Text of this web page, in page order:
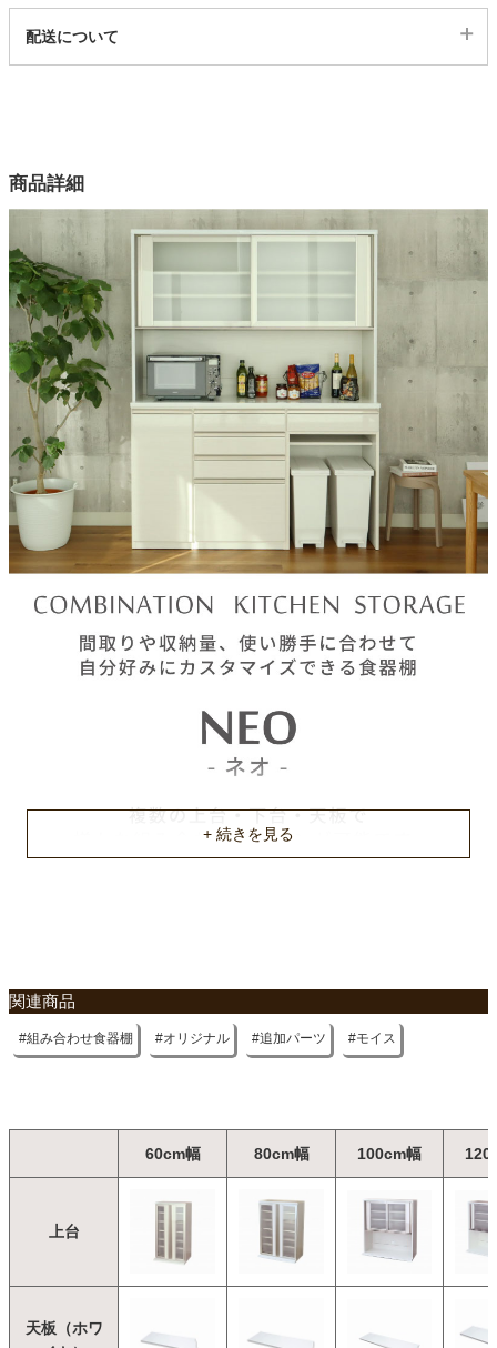
ガーデン
4202949
1色
可動棚、アルミレール、モイス
機能2
強化ガラス、飛散防止フィルム、2口コンセント
天板塗装
エナメルUV 塗装
注意
単品で使用不可能。必ず下台と合わせてご注文ください。
梱包サイズ
約162.2ｘ50ｘ116(cm)
原産国
ベトナム
配送について
商品詳細
関連商品
組み合わせ食器棚 オリジナル 追加パーツ モイス
60cm幅 80cm幅 100cm幅
上台
天板（ホワ